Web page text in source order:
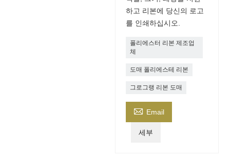
하고 리본에 당신의 로고
를 인쇄하십시오.
폴리에스터 리본 제조업
체
도매 폴리에스테 리본
그로그랭 리본 도매
 Email
세부